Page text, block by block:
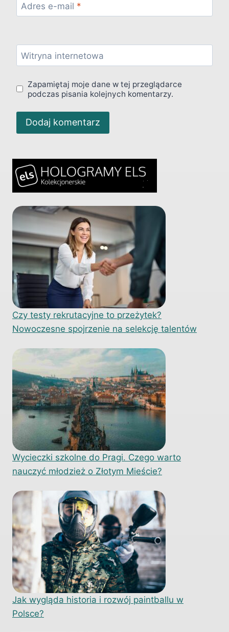
Adres e-mail *
Witryna internetowa
Zapamiętaj moje dane w tej przeglądarce
podczas pisania kolejnych komentarzy.
Czy testy rekrutacyjne to przeżytek?
Nowoczesne spojrzenie na selekcję talentów
Wycieczki szkolne do Pragi. Czego warto
nauczyć młodzież o Złotym Mieście?
Jak wygląda historia i rozwój paintballu w
Polsce?